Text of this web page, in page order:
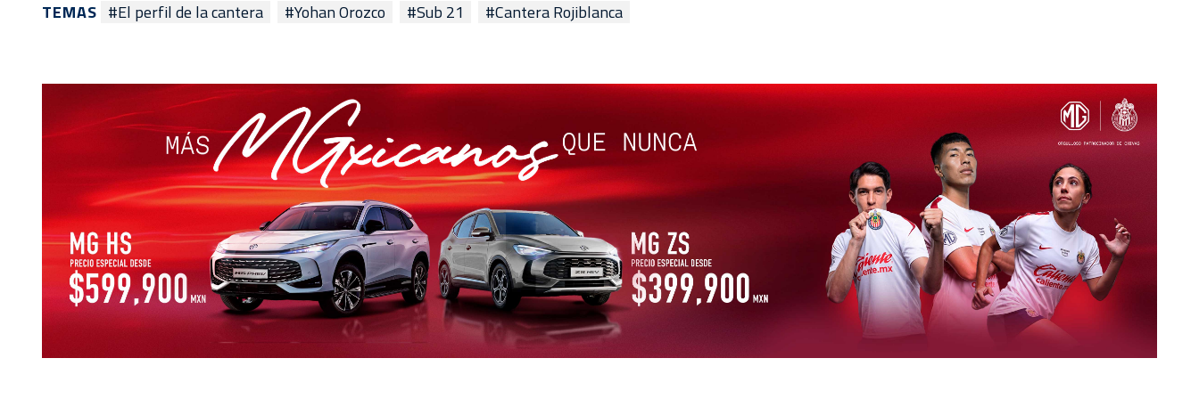
TEMAS #El perfil de la cantera #Yohan Orozco #Sub 21 #Cantera Rojiblanca